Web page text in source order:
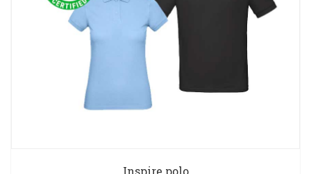
Inspire polo